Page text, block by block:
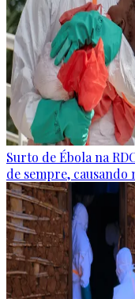
Surto de Ébola na
de sempre, causando